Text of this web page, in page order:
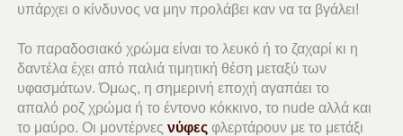
υπάρχει ο κίνδυνος να μην προλάβει καν να τα βγάλει!
Το παραδοσιακό χρώμα είναι το λευκό ή το ζαχαρί κι η
δαντέλα έχει από παλιά τιμητική θέση μεταξύ των
υφασμάτων. Όμως, η σημερινή εποχή αγαπάει το
απαλό ροζ χρώμα ή το έντονο κόκκινο, το nude αλλά και
το μαύρο. Οι μοντέρνες νύφες φλερτάρουν με το μετάξι